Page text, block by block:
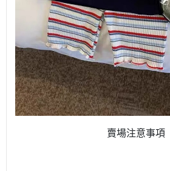
賣場注意事項